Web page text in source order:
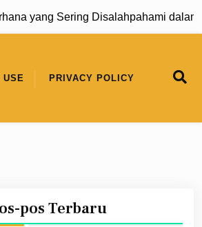
Sering Disalahpahami dalam
USE PRIVACY POLICY
pos Terbaru